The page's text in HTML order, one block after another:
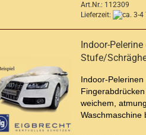
Art.Nr.: 112309
Lieferzeit:
Indoor-
Stufe/
Indoor-
weichem,
Waschmaschine